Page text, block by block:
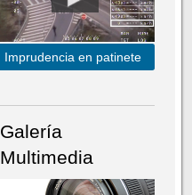
Imprudencia en patinete
Galería
Multimedia